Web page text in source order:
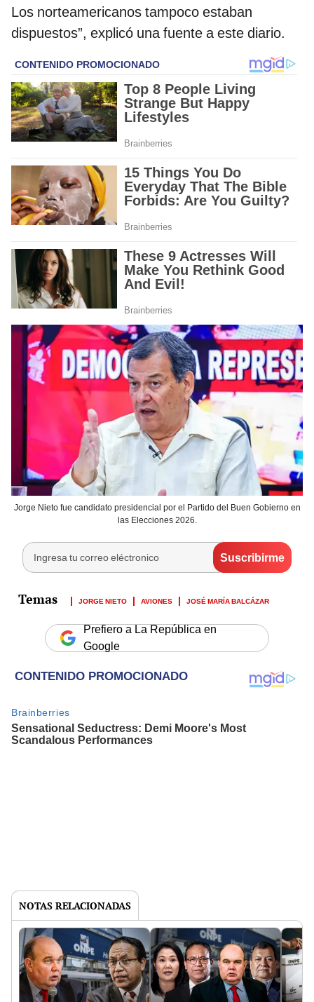
Los norteamericanos tampoco estaban
dispuestos”, explicó una fuente a este diario.
Jorge Nieto fue candidato presidencial por el Partido del Buen Gobierno en
las Elecciones 2026.
JORGE NIETO AVIONES JOSÉ MARÍA BALCÁZAR
Prefiero a La República en
Google
NOTAS RELACIONADAS